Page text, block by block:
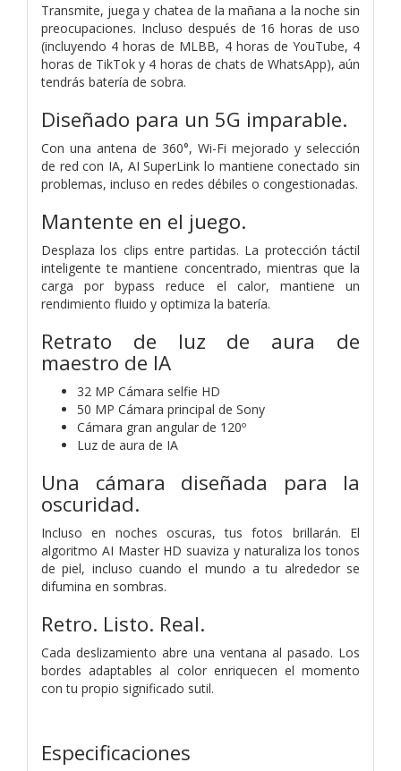
Transmite, juega y chatea de la mañana a la noche sin
preocupaciones. Incluso después de 16 horas de uso
(incluyendo 4 horas de MLBB, 4 horas de YouTube, 4
horas de TikTok y 4 horas de chats de WhatsApp), aún
tendrás batería de sobra.
Diseñado para un 5G imparable.
Con una antena de 360°, Wi-Fi mejorado y selección
de red con IA, AI SuperLink lo mantiene conectado sin
problemas, incluso en redes débiles o congestionadas.
Mantente en el juego.
Desplaza los clips entre partidas. La protección táctil
inteligente te mantiene concentrado, mientras que la
carga por bypass reduce el calor, mantiene un
rendimiento fluido y optimiza la batería.
Retrato de luz de aura de
maestro de IA
32 MP Cámara selfie HD
50 MP Cámara principal de Sony
Cámara gran angular de 120º
Luz de aura de IA
Una cámara diseñada para la
oscuridad.
Incluso en noches oscuras, tus fotos brillarán. El
algoritmo AI Master HD suaviza y naturaliza los tonos
de piel, incluso cuando el mundo a tu alrededor se
difumina en sombras.
Retro. Listo. Real.
Cada deslizamiento abre una ventana al pasado. Los
bordes adaptables al color enriquecen el momento
con tu propio significado sutil.
Especificaciones